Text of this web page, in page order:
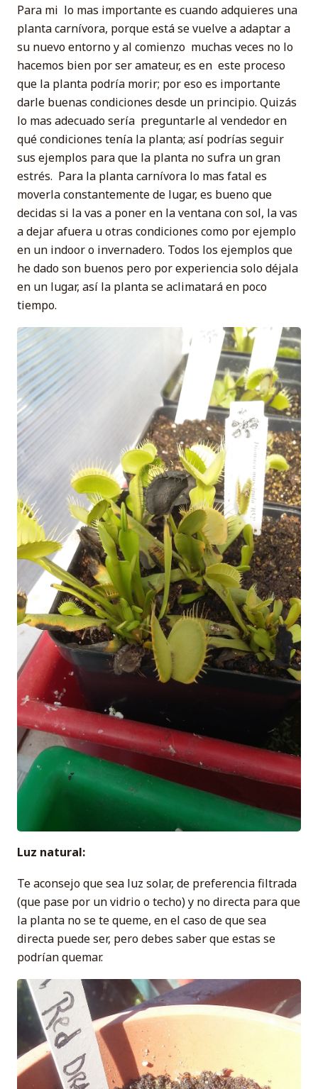
Para mi lo mas importante es cuando adquieres una
planta carnívora, porque está se vuelve a adaptar a
su nuevo entorno y al comienzo muchas veces no lo
hacemos bien por ser amateur, es en este proceso
que la planta podría morir; por eso es importante
darle buenas condiciones desde un principio. Quizás
lo mas adecuado sería preguntarle al vendedor en
qué condiciones tenía la planta; así podrías seguir
sus ejemplos para que la planta no sufra un gran
estrés. Para la planta carnívora lo mas fatal es
moverla constantemente de lugar, es bueno que
decidas si la vas a poner en la ventana con sol, la vas
a dejar afuera u otras condiciones como por ejemplo
en un indoor o invernadero. Todos los ejemplos que
he dado son buenos pero por experiencia solo déjala
en un lugar, así la planta se aclimatará en poco
tiempo.
Luz natural:
Te aconsejo que sea luz solar, de preferencia filtrada
(que pase por un vidrio o techo) y no directa para que
la planta no se te queme, en el caso de que sea
directa puede ser, pero debes saber que estas se
podrían quemar.